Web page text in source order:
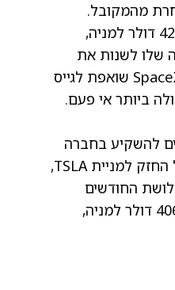
מהמקובל.
לחברה פרטית במחיר של 420 דולר למניה,
שלו לשנות את
השם של טוויטר ל-X נחשבת לחזרה לשם הסטארט-אפ המוקדם שלו, X.com. למרות זאת, SpaceX שואפת לגייס
להשקיע בחברה
הפופולרית ביותר שלו, טסלה. אם מסתכלים על וול סטריט, לאנליסטים יש דירוג קונצנזוס של החזק למניית TSLA,
שלושת החודשים
עומד על 406.87 דולר למניה,